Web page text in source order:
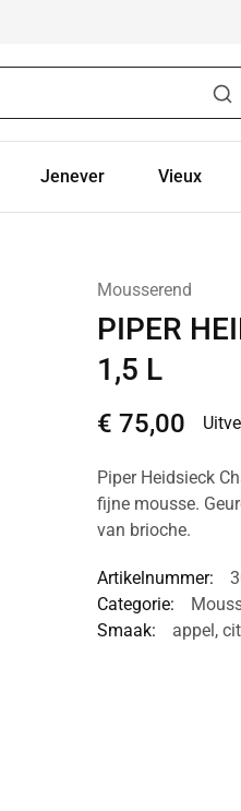
Jenever Vieux
Mousserend
PIPER
1,5 L
€ 75,00
Piper Heidsieck
fijne mousse.
van brioche.
Artikelnummer:
Categorie:
Smaak:
appel,